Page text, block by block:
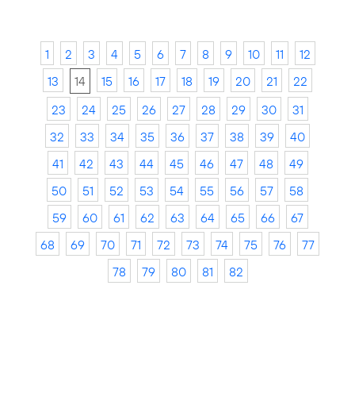
1 2 3 4 5 6 7 8 9 10 11
12
13
14 15 16 17 18 19 20 21
22
23
24 25 26 27 28 29 30
31
32
33 34 35 36 37 38 39
40
41
42 43 44 45 46 47 48
49
50
51 52 53 54 55 56 57
58
59
60 61 62 63 64 65 66
67
68
69 70 71 72 73 74 75 76
77
78
79 80 81 82